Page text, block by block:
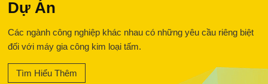
Dự Án
Các ngành công nghiệp khác nhau có những yêu cầu riêng biệt
đối với máy gia công kim loại tấm.
Tìm Hiểu Thêm